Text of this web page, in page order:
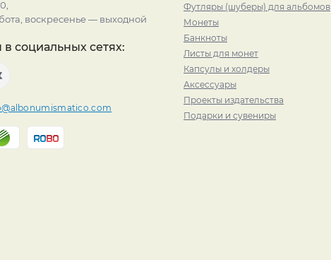
воскресенье — выходной
социальных сетях:
Футляры (шуберы) для альбомов
Монеты
Банкноты
Листы для монет
Капсулы и холдеры
Аксессуары
Проекты издательства
Подарки и сувениры